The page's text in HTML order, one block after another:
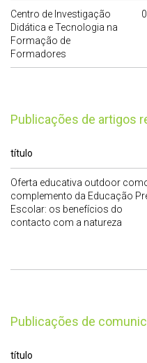
Centro de Investigação
Didática e Tecnologia na
Formação de
Formadores
publicações de artigos
título
Oferta educativa outdoor
complemento da Educação
Escolar: os benefícios do
contacto com a natureza
publicações de
título